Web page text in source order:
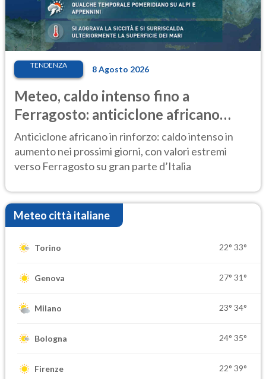
TENDENZA 8 Agosto 2026
Meteo, caldo intenso fino a
Ferragosto: anticiclone africano
ancora protagonista
Anticiclone africano in rinforzo: caldo intenso in
aumento nei prossimi giorni, con valori estremi
verso Ferragosto su gran parte d’Italia
Meteo città italiane
Torino 22° 33°
Genova 27° 31°
Milano 23° 34°
Bologna 24° 35°
Firenze 22° 39°